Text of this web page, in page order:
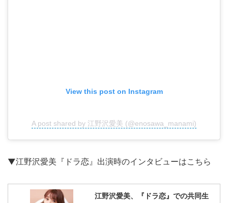
View this post on Instagram
A post shared by 江野沢愛美 (@enosawa_manami)
▼江野沢愛美『ドラ恋』出演時のインタビューはこちら
江野沢愛美、『ドラ恋』での共同生